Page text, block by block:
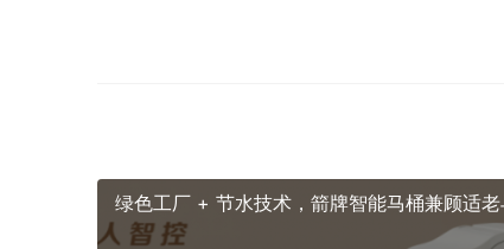
绿色工厂 + 节水技术，箭牌智能马桶兼顾适